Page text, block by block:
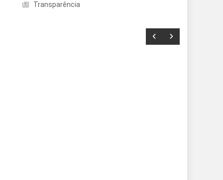
Transparência